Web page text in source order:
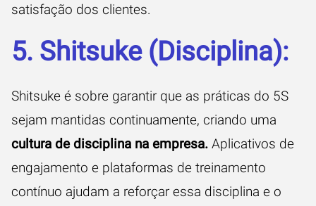
satisfação dos clientes.
5. Shitsuke (Disciplina):
Shitsuke é sobre garantir que as práticas do 5S
sejam mantidas continuamente, criando uma
cultura de disciplina na empresa. Aplicativos de
engajamento e plataformas de treinamento
contínuo ajudam a reforçar essa disciplina e o